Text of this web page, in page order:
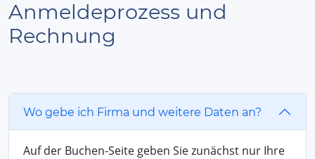
Anmeldeprozess und
Rechnung
Wo gebe ich Firma und weitere Daten an?
Auf der Buchen-Seite geben Sie zunächst nur Ihre